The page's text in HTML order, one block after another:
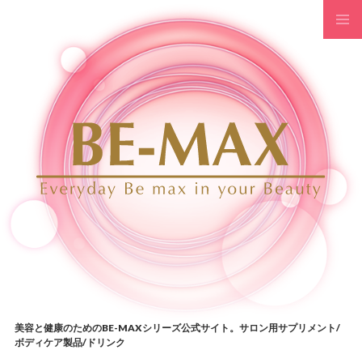
美容と健康のためのBE-MAXシリーズ公式サイト。サロン用サプリメント/
ボディケア製品/ドリンク